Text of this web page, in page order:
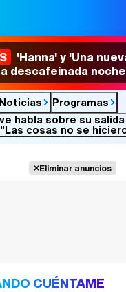
'Hanna' y 'Una
descafeinada
Noticias
Programas
habla sobre su
cosas no se
Eliminar anuncios
CUÉNTAME